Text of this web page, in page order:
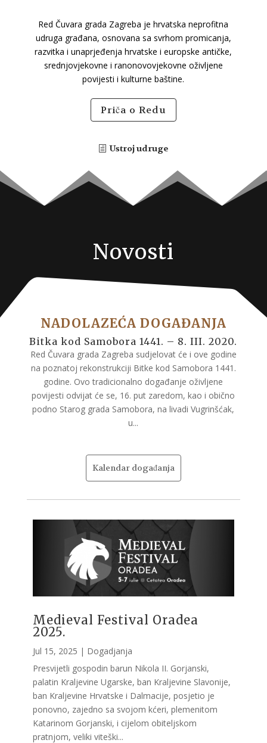
Red Čuvara grada Zagreba je hrvatska neprofitna
udruga građana, osnovana sa svrhom promicanja,
razvitka i unaprjeđenja hrvatske i europske antičke,
srednjovjekovne i ranonovovjekovne oživljene
povijesti i kulturne baštine.
Priča o Redu
Ustroj udruge
Novosti
NADOLAZEĆA DOGAĐANJA
Bitka kod Samobora 1441. – 8. III. 2020.
Red Čuvara grada Zagreba sudjelovat će i ove godine
na poznatoj rekonstrukciji Bitke kod Samobora 1441.
godine. Ovo tradicionalno događanje oživljene
povijesti odvijat će se, 16. put zaredom, kao i obično
podno Starog grada Samobora, na livadi Vugrinšćak,
u...
Kalendar događanja
Medieval Festival Oradea
2025.
Jul 15, 2025 | Dogadjanja
Presvijetli gospodin barun Nikola II. Gorjanski,
palatin Kraljevine Ugarske, ban Kraljevine Slavonije,
ban Kraljevine Hrvatske i Dalmacije, posjetio je
ponovno, zajedno sa svojom kćeri, plemenitom
Katarinom Gorjanski, i cijelom obiteljskom
pratnjom, veliki viteški...